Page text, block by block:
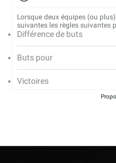
Lorsque deux équipes (ou
suivantes les règles suivantes
Différence de buts
Buts pour
Victoires